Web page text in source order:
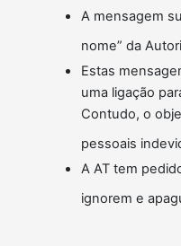
A mensagem
nome” da
Estas
uma ligação
Contudo, o
pessoais
A AT tem
ignorem e